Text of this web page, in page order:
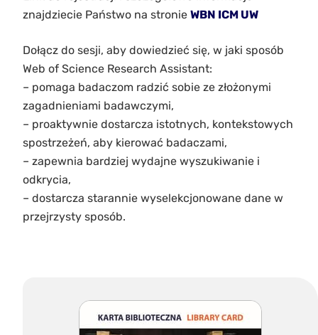
znajdziecie Państwo na stronie WBN ICM UW
Dołącz do sesji, aby dowiedzieć się, w jaki sposób
Web of Science Research Assistant:
– pomaga badaczom radzić sobie ze złożonymi
zagadnieniami badawczymi,
– proaktywnie dostarcza istotnych, kontekstowych
spostrzeżeń, aby kierować badaczami,
– zapewnia bardziej wydajne wyszukiwanie i
odkrycia,
– dostarcza starannie wyselekcjonowane dane w
przejrzysty sposób.